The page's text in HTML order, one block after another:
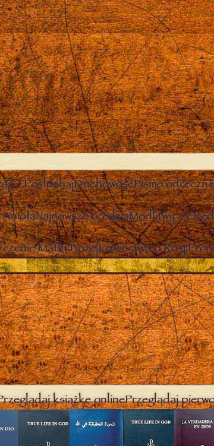
PosłuchajDuchowośćPismo odręczne
Najnowsze orędziaModlitwy z
Matki BożejProroctwa o Rosji
książkę onlinePrzeglądaj